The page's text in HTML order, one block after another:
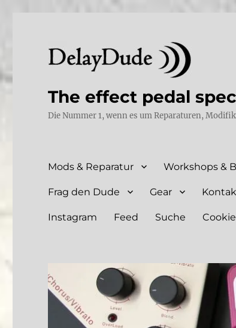
The effect pedal
Die Nummer 1, wenn es um Reparaturen,
Mods & Reparatur Workshops &
Frag den Dude Gear
Instagram Feed Suche